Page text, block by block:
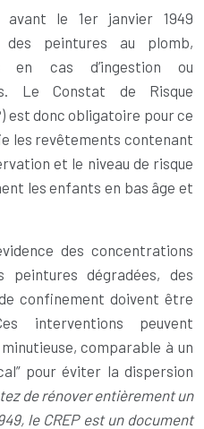
avant le 1er janvier 1949
peintures au plomb,
en cas d’ingestion ou
Le Constat de Risque
est donc obligatoire pour ce
les revêtements contenant
et le niveau de risque
les enfants en bas âge et
des concentrations
dégradées, des
confinement doivent être
interventions peuvent
comparable à un
pour éviter la dispersion
de rénover entièrement un
le CREP est un document